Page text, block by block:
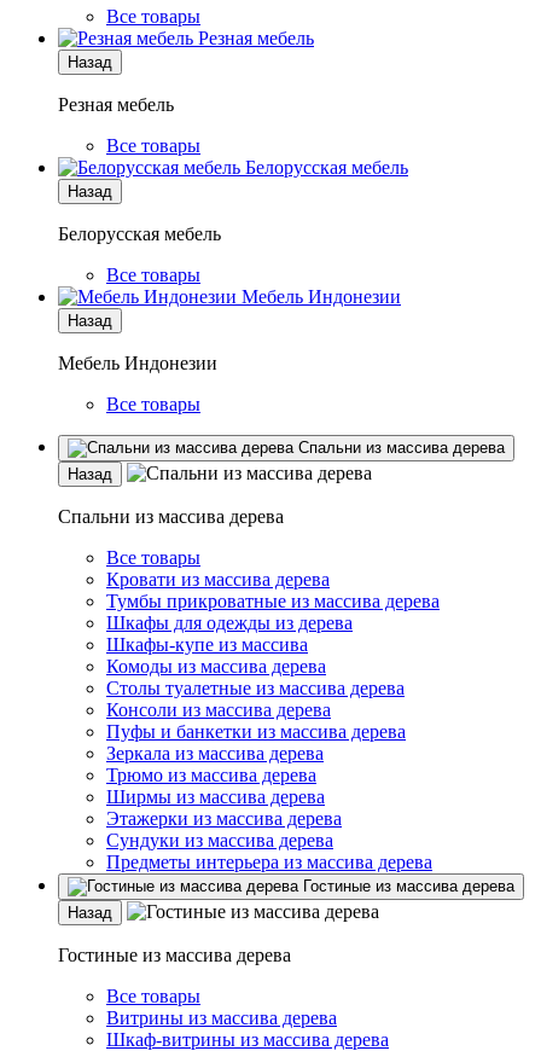
Все товары
Резная мебель
Назад
Резная мебель
Все товары
Белорусская мебель
Назад
Белорусская мебель
Все товары
Мебель Индонезии
Назад
Мебель Индонезии
Все товары
Спальни из массива дерева
Назад
Спальни из массива дерева
Все товары
Кровати из массива дерева
Тумбы прикроватные из массива дерева
Шкафы для одежды из дерева
Шкафы-купе из массива
Комоды из массива дерева
Столы туалетные из массива дерева
Консоли из массива дерева
Пуфы и банкетки из массива дерева
Зеркала из массива дерева
Трюмо из массива дерева
Ширмы из массива дерева
Этажерки из массива дерева
Сундуки из массива дерева
Предметы интерьера из массива дерева
Гостиные из массива дерева
Назад
Гостиные из массива дерева
Все товары
Витрины из массива дерева
Шкаф-витрины из массива дерева